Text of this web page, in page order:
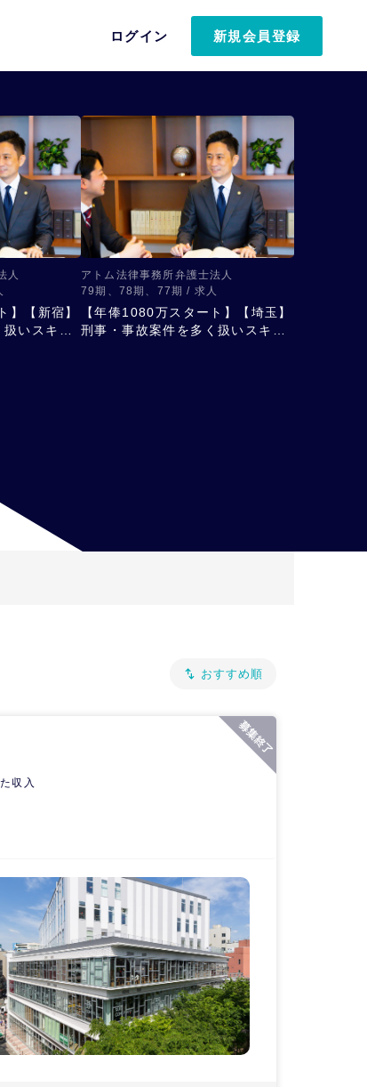
ログイン 新規会員登録
人
】【新宿】
いスキル
アトム法律事務所弁護士法人
79期、78期、77期 / 求人
【年俸1080万スタート】【埼玉】
刑事・事故案件を多く扱いスキル
収入